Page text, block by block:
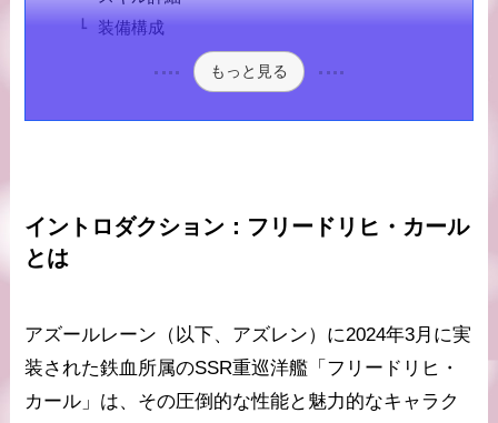
装備構成
もっと見る
イントロダクション：フリードリヒ・カール
とは
アズールレーン（以下、アズレン）に2024年3月に実
装された鉄血所属のSSR重巡洋艦「フリードリヒ・
カール」は、その圧倒的な性能と魅力的なキャラク